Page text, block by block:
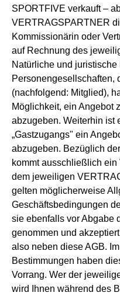
SPORTFIVE verkauft –
VERTRAGSPARTNER
Kommissionärin oder
auf Rechnung des
Natürliche und
Personengesellschaften,
(nachfolgend: Mitglied),
Möglichkeit, ein Angebot
abzugeben. Weiterhin ist
„Gastzugangs" ein
abzugeben. Bezüglich
kommt ausschließlich ein
dem jeweiligen
gelten möglicherweise
Geschäftsbedingungen
sie ebenfalls vor Abgabe
genommen und
also neben diese AGB.
Bestimmungen haben
Vorrang. Wer der
wird Ihnen während des